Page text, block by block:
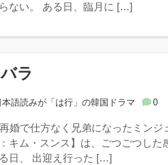
ない。 ある日、臨月に […]
ラ
語読みが「は行」の韓国ドラマ 0
婚で仕方なく兄弟になったミンジ
キム・スンス】は、ごつごつし
日、 出迎え行った […]